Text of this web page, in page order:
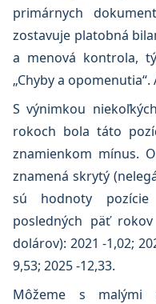
primárnych
zostavuje platobná
a menová kontrola,
„Chyby a opomenutia“.
S výnimkou
rokoch bola táto
znamienkom mínus.
znamená skrytý
sú hodnoty pozície
posledných päť
dolárov): 2021 -1,02;
9,53; 2025 -12,33.
Môžeme s malými